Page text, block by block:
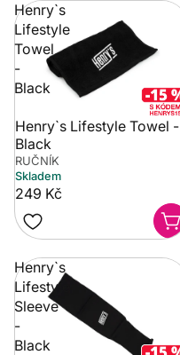
Henry`s
Lifestyle
Towel
-
Black
Henry`s Lifestyle Towel -
Black
RUČNÍK
Skladem
249 Kč
Henry`s
Lifestyle
Sleeve
-
Black